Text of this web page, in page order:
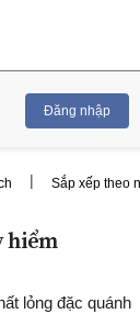
Đăng nhập
| Sắp xếp theo
hiểm
lỏng đặc quánh